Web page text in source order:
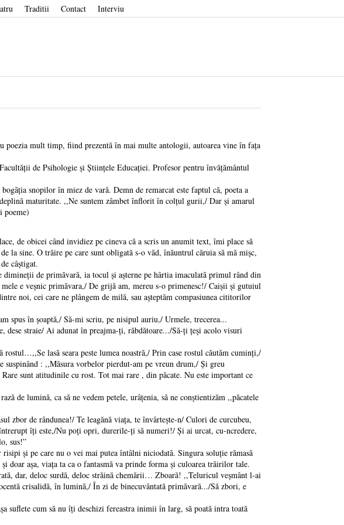
Traditii Contact Interviu
mult timp, fiind prezentă în mai multe antologii, autoarea vine în fața
de Psihologie și Științele Educației. Profesor pentru învățământul
snopilor în miez de vară. Demn de remarcat este faptul că, poeta a
maturitate. ,,Ne suntem zâmbet înflorit în colțul gurii,/ Dar și amarul
poeme)
de obicei când invidiez pe cineva că a scris un anumit text, îmi place să
la sine. O trăire pe care sunt obligată s-o văd, înăuntrul căruia să mă mișc,
câștigat.
de primăvară, ia tocul și așterne pe hârtia imaculată primul rând din
e veșnic primăvara,/ De grijă am, mereu s-o primenesc!/ Caișii și gutuiul
noi, cei care ne plângem de milă, sau așteptăm compasiunea cititorilor
spus în șoaptă,/ Să-mi scriu, pe nisipul auriu,/ Urmele, trecerea...
dese straie/ Ai adunat în preajma-ți, răbdătoare.../Să-ți țeși acolo visuri
lasă seara peste lumea noastră,/ Prin case rostul căutăm cuminți,/
suspinând : ,,Măsura vorbelor pierdut-am pe vreun drum,/ Și greu
sunt atitudinile cu rost. Tot mai rare , din păcate. Nu este important ce
de lumină, ca să ne vedem petele, urâțenia, să ne conștientizăm ,,păcatele
zbor de rândunea!/ Te leagănă viața, te învârtește-n/ Culori de curcubeu,
îți este,/Nu poți opri, durerile-ți să numeri!/ Și ai urcat, cu-ncredere,
sus!”
și pe care nu o vei mai putea întâlni niciodată. Singura soluție rămasă
doar așa, viața ta ca o fantasmă va prinde forma și culoarea trăirilor tale.
dar, deloc surdă, deloc străină chemării… Zboară! ,,Teluricul veșmânt l-ai
crisalidă, în lumină,/ În zi de binecuvântată primăvară.../Să zbori, e
suflete cum să nu îți deschizi fereastra inimii în larg, să poată intra toată